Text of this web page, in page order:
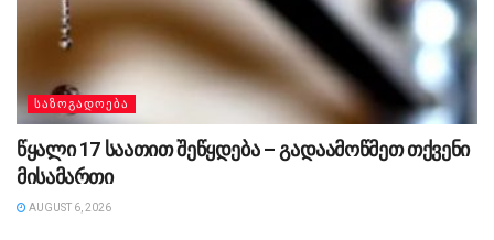
ᲡᲐᲖᲝᲒᲐᲓᲝᲔᲑᲐ
წყალი 17 საათით შეწყდება – გადაამოწმეთ თქვენი
მისამართი
AUGUST 6, 2026